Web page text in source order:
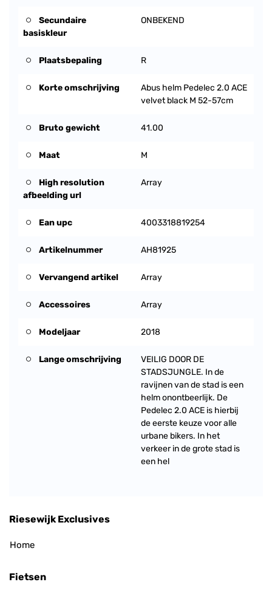
Secundaire
basiskleur
ONBEKEND
Plaatsbepaling R
Korte omschrijving
Abus helm Pedelec 2.0 ACE
velvet black M 52-57cm
Bruto gewicht 41.00
Maat M
High resolution
afbeelding url
Array
Ean upc 4003318819254
Artikelnummer AH81925
Vervangend artikel Array
Accessoires Array
Modeljaar 2018
Lange omschrijving
VEILIG DOOR DE
STADSJUNGLE. In de
ravijnen van de stad is een
helm onontbeerlijk. De
Pedelec 2.0 ACE is hierbij
de eerste keuze voor alle
urbane bikers. In het
verkeer in de grote stad is
een hel
Riesewijk Exclusives
Home
Fietsen